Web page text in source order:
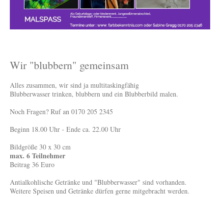
Wir "blubbern" gemeinsam
Alles zusammen, wir sind ja multitaskingfähig
Blubberwasser trinken, blubbern und ein Blubberbild malen.
Noch Fragen? Ruf an 0170 205 2345
Beginn 18.00 Uhr - Ende ca. 22.00 Uhr
Bildgröße 30 x 30 cm
max. 6 Teilnehmer
Beitrag 36 Euro
Antialkohlische Getränke und "Blubberwasser" sind vorhanden.
Weitere Speisen und Getränke dürfen gerne mitgebracht werden.